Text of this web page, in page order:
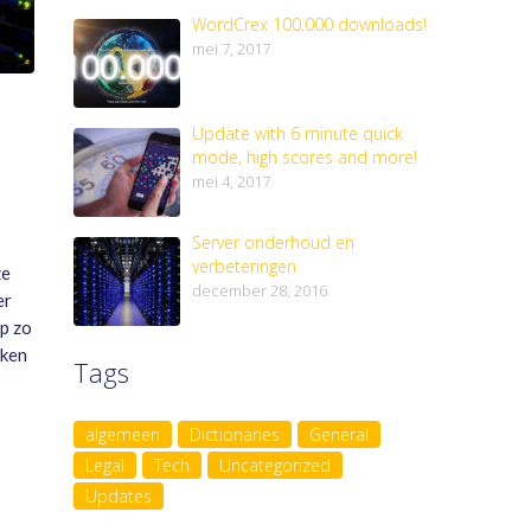
zo
WordCrex 100.000 downloads!
mei 7, 2017
Update with 6 minute quick
mode, high scores and more!
mei 4, 2017
Server onderhoud en
verbeteringen
december 28, 2016
Tags
algemeen Dictionaries
General
Legal
Tech
Uncategorized
Updates